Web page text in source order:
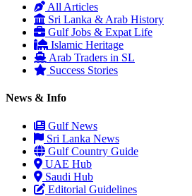
All Articles
Sri Lanka & Arab History
Gulf Jobs & Expat Life
Islamic Heritage
Arab Traders in SL
Success Stories
News & Info
Gulf News
Sri Lanka News
Gulf Country Guide
UAE Hub
Saudi Hub
Editorial Guidelines